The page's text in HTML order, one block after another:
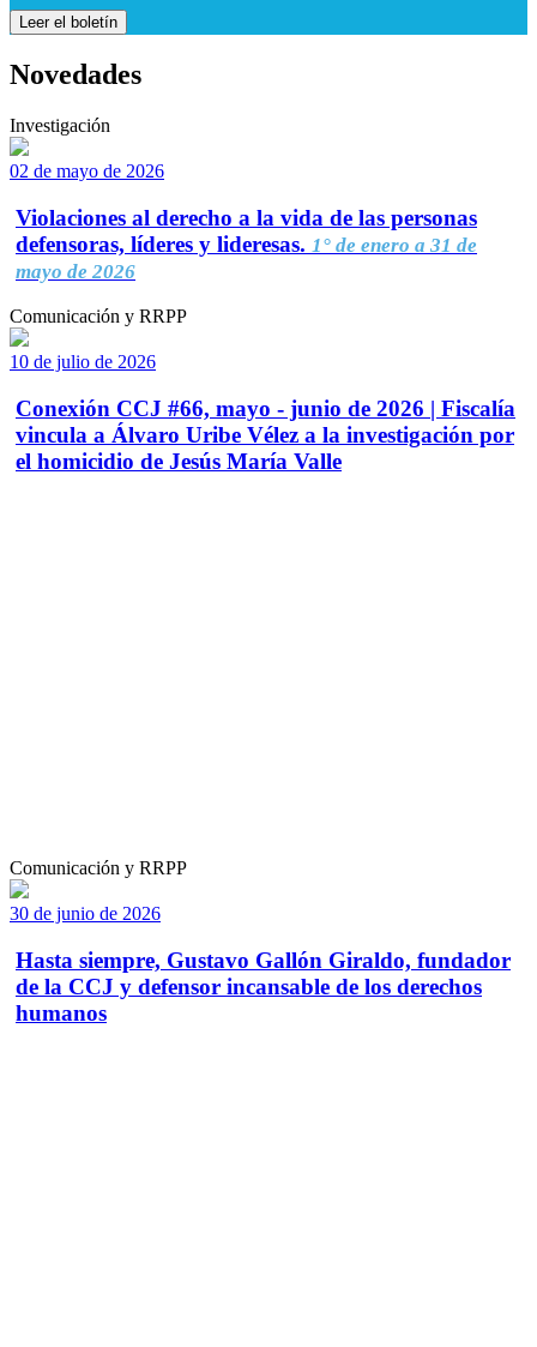
Leer el boletín
Novedades
Investigación
02 de mayo de 2026
Violaciones al derecho a la vida de las personas
defensoras, líderes y lideresas. 1° de enero a 31 de
mayo de 2026
Comunicación y RRPP
10 de julio de 2026
Conexión CCJ #66, mayo - junio de 2026 | Fiscalía
vincula a Álvaro Uribe Vélez a la investigación por
el homicidio de Jesús María Valle
Comunicación y RRPP
30 de junio de 2026
Hasta siempre, Gustavo Gallón Giraldo, fundador
de la CCJ y defensor incansable de los derechos
humanos